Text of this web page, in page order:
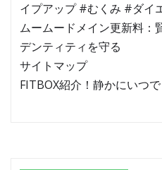
イプアップ #むくみ #ダイ
ムームードメイン更新料：
デンティティを守る
サイトマップ
FITBOX紹介！静かにいつ